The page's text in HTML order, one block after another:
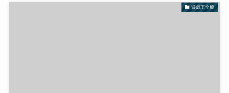
遊戯王全般